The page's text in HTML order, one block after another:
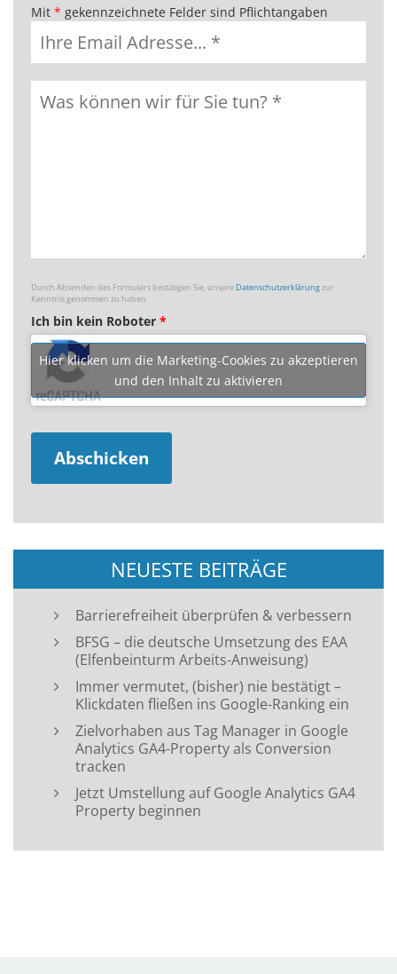
Mit * gekennzeichnete Felder sind Pflichtangaben
Durch Absenden des Formulars bestätigen Sie, unsereDatenschutzerklärungzur
Kenntnis genommen zu haben
Ich bin kein Roboter *
Hier klicken um die Marketing-Cookies zu akzeptieren
und den Inhalt zu aktivieren
NEUESTE BEITRÄGE
Barrierefreiheit überprüfen & verbessern
BFSG – die deutsche Umsetzung des EAA
(Elfenbeinturm Arbeits-Anweisung)
Immer vermutet, (bisher) nie bestätigt –
Klickdaten fließen ins Google-Ranking ein
Zielvorhaben aus Tag Manager in Google
Analytics GA4-Property als Conversion
tracken
Jetzt Umstellung auf Google Analytics GA4
Property beginnen